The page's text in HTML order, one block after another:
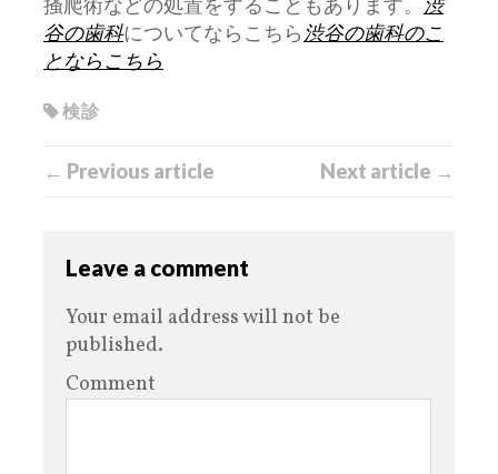
掻爬術などの処置をすることもあります。 渋
谷の歯科についてならこちら渋谷の歯科のこ
とならこちら
検診
← Previous article Next article →
Leave a comment
Your email address will not be
published.
Comment